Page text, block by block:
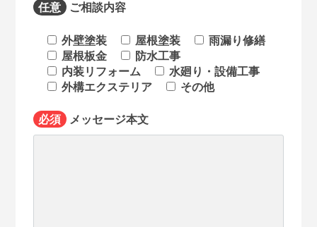
任意 ご相談内容
外壁塗装 屋根塗装
雨漏り修繕
屋根板金
防水工事
内装リフォーム
水廻り・設備工事
外構エクステリア
その他
必須 メッセージ本文